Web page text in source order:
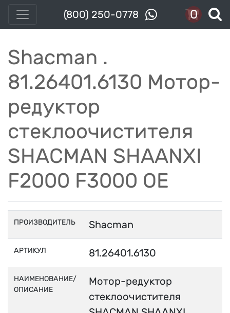
(800) 250-0778 0
Shacman .
81.26401.6130 Мотор-
редуктор
стеклоочистителя
SHACMAN SHAANXI
F2000 F3000 OE
ПРОИЗВОДИТЕЛЬ Shacman
АРТИКУЛ 81.26401.6130
НАИМЕНОВАНИЕ/
ОПИСАНИЕ
Мотор-редуктор
стеклоочистителя